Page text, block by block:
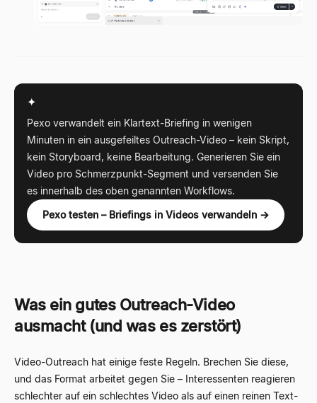
✦
Pexo verwandelt ein Klartext-Briefing in wenigen
Minuten in ein ausgefeiltes Outreach-Video – kein Skript,
kein Storyboard, keine Bearbeitung. Generieren Sie ein
Video pro Schmerzpunkt-Segment und versenden Sie
es innerhalb des oben genannten Workflows.
Pexo testen – Briefings in Videos verwandeln →
Was ein gutes Outreach-Video
ausmacht (und was es zerstört)
Video-Outreach hat einige feste Regeln. Brechen Sie diese,
und das Format arbeitet gegen Sie – Interessenten reagieren
schlechter auf ein schlechtes Video als auf einen reinen Text-